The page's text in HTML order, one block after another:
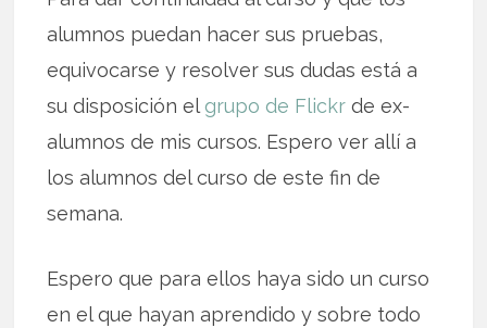
alumnos puedan hacer sus pruebas,
equivocarse y resolver sus dudas está a
su disposición el grupo de Flickr de ex-
alumnos de mis cursos. Espero ver allí a
los alumnos del curso de este fin de
semana.
Espero que para ellos haya sido un curso
en el que hayan aprendido y sobre todo